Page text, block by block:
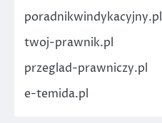
poradnikwindykacyjny.pl
twoj-prawnik.pl
przeglad-prawniczy.pl
e-temida.pl